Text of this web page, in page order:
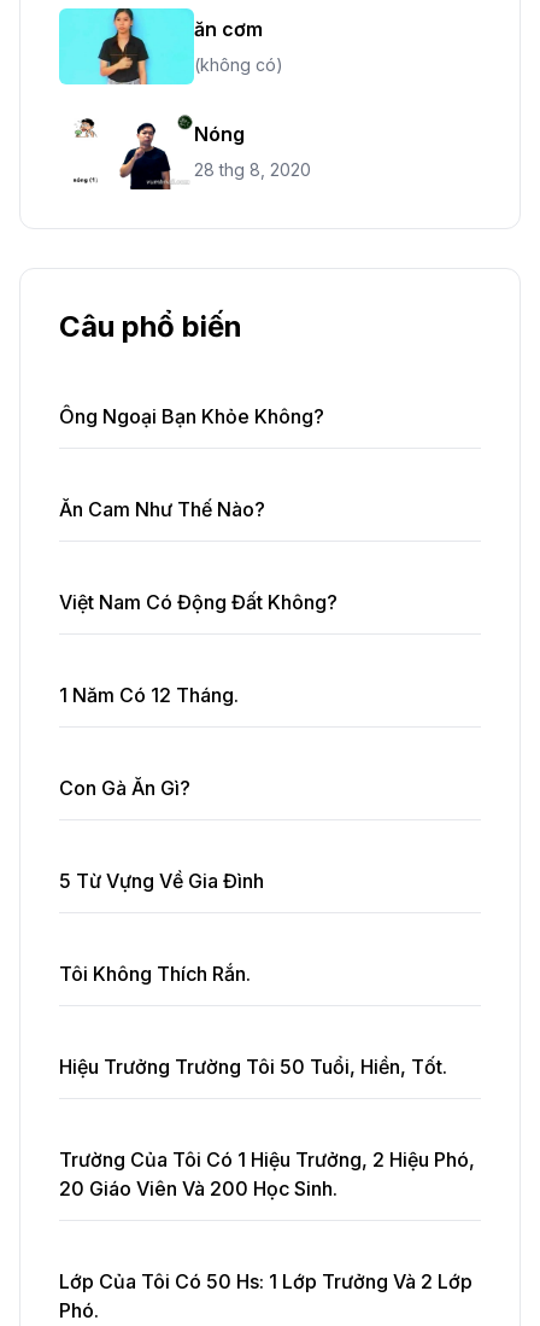
ăn cơm
(không có)
Nóng
28 thg 8, 2020
Câu phổ biến
Ông Ngoại Bạn Khỏe Không?
Ăn Cam Như Thế Nào?
Việt Nam Có Động Đất Không?
1 Năm Có 12 Tháng.
Con Gà Ăn Gì?
5 Từ Vựng Về Gia Đình
Tôi Không Thích Rắn.
Hiệu Trưởng Trường Tôi 50 Tuổi, Hiền, Tốt.
Trường Của Tôi Có 1 Hiệu Trưởng, 2 Hiệu Phó,
20 Giáo Viên Và 200 Học Sinh.
Lớp Của Tôi Có 50 Hs: 1 Lớp Trưởng Và 2 Lớp
Phó.